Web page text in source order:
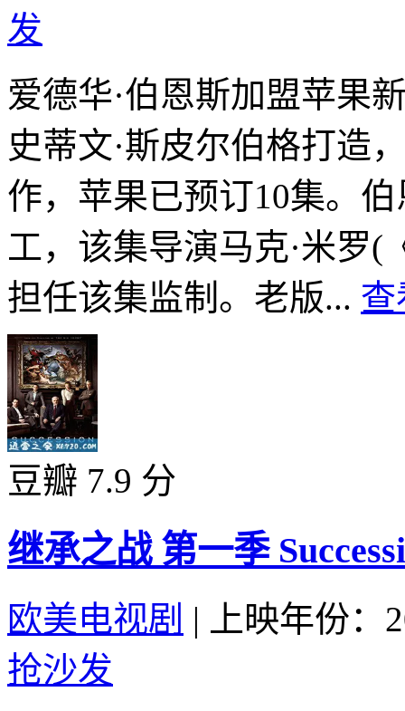
发
爱德华·伯恩斯加盟苹果
史蒂文·斯皮尔伯格打造
作，苹果已预订10集。
工，该集导演马克·米罗(
担任该集监制。老版... 查
豆瓣 7.9 分
继承之战 第一季
欧美电视剧 |
上映年份：
抢沙发